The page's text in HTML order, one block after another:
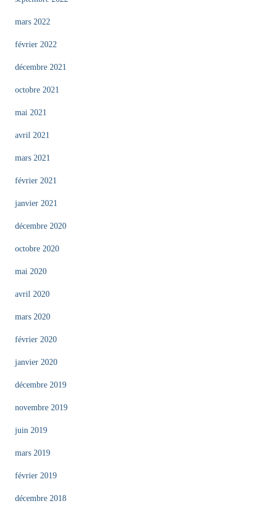
mars 2022
février 2022
décembre 2021
octobre 2021
mai 2021
avril 2021
mars 2021
février 2021
janvier 2021
décembre 2020
octobre 2020
mai 2020
avril 2020
mars 2020
février 2020
janvier 2020
décembre 2019
novembre 2019
juin 2019
mars 2019
février 2019
décembre 2018